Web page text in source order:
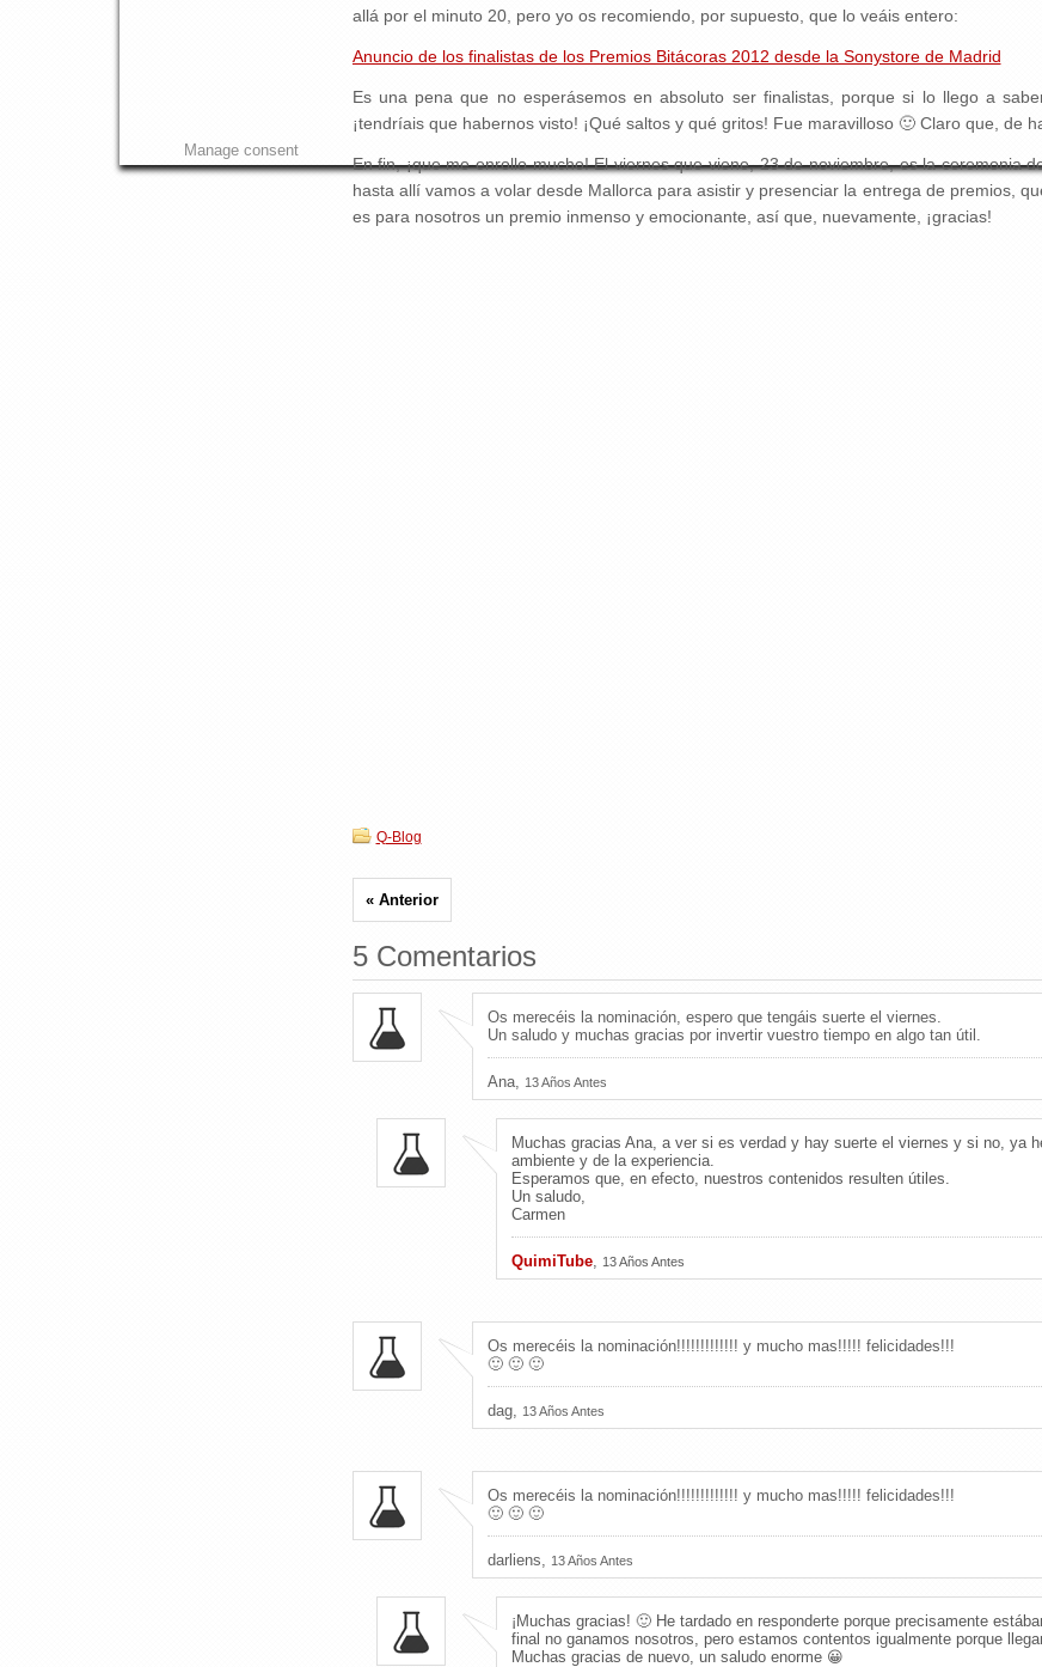
allá por el minuto 20, pero yo os recomiendo, por supuesto, que lo veáis entero:
Anuncio de los finalistas de los Premios Bitácoras 2012 desde la Sonystore de Madrid
Es una pena que no esperásemos en absoluto ser finalistas, porque si lo llego a
¡tendríais que habernos visto! ¡Qué saltos y qué gritos! Fue maravilloso 🙂 Claro que, de
En fin, ¡que me enrollo mucho! El viernes que viene, 23 de noviembre, es la ceremonia
hasta allí vamos a volar desde Mallorca para asistir y presenciar la entrega de premios,
es para nosotros un premio inmenso y emocionante, así que, nuevamente, ¡gracias!
Q-Blog
« Anterior
5 Comentarios
Os merecéis la nominación, espero que tengáis suerte el viernes.
Un saludo y muchas gracias por invertir vuestro tiempo en algo tan útil.
Ana, 13 Años Antes
Muchas gracias Ana, a ver si es verdad y hay suerte el viernes y si no, ya
ambiente y de la experiencia.
Esperamos que, en efecto, nuestros contenidos resulten útiles.
Un saludo,
Carmen
QuimiTube, 13 Años Antes
Os merecéis la nominación!!!!!!!!!!!!! y mucho mas!!!!! felicidades!!!
🙂 🙂 🙂
dag, 13 Años Antes
Os merecéis la nominación!!!!!!!!!!!!! y mucho mas!!!!! felicidades!!!
🙂 🙂 🙂
darliens, 13 Años Antes
¡Muchas gracias! 🙂 He tardado en responderte porque precisamente
final no ganamos nosotros, pero estamos contentos igualmente porque
Muchas gracias de nuevo, un saludo enorme 😀
Manage consent